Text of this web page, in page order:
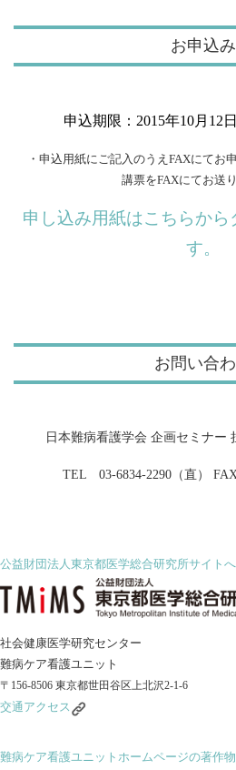
お申込み
申込期限：2015年10月12
・申込用紙にご記入のうえFAXにてお
講票をFAXにてお送
申し込み用紙はこちらから
す。
お問い合
日本難病看護学会 企画セミナー
TEL 03-6834-2290（直）
公益財団法人東京都医学総合研究所サイトへ
社会健康医学研究センター
難病ケア看護ユニット
〒156-8506 東京都世田谷区上北沢2-1-6
交通アクセス
難病ケア看護ユニットホームページの著作